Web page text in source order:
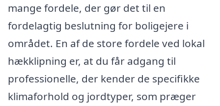
mange fordele, der gør det til en
fordelagtig beslutning for boligejere i
området. En af de store fordele ved lokal
hækklipning er, at du får adgang til
professionelle, der kender de specifikke
klimaforhold og jordtyper, som præger